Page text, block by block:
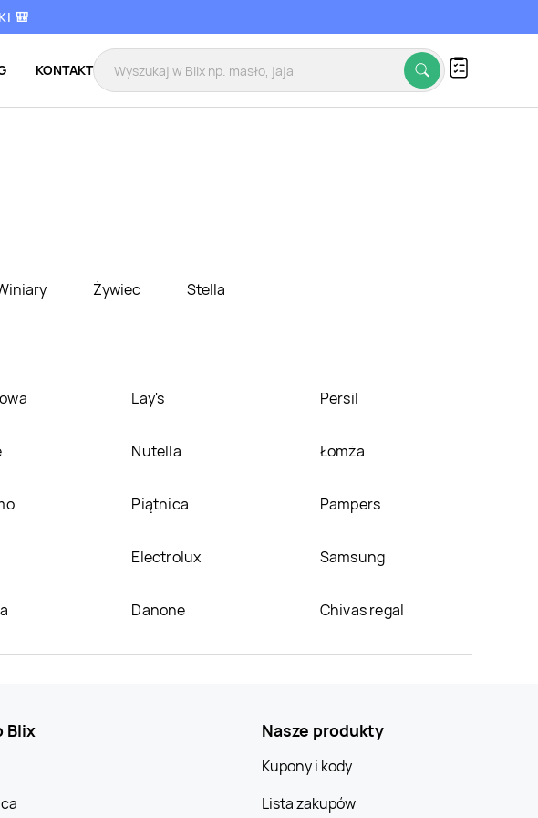
🎒
KONTAKT
Żywiec Stella
Lay's Persil
Nutella Łomża
Piątnica Pampers
Electrolux Samsung
Danone Chivas regal
Blix Nasze produkty
Kupony i kody
Lista zakupów